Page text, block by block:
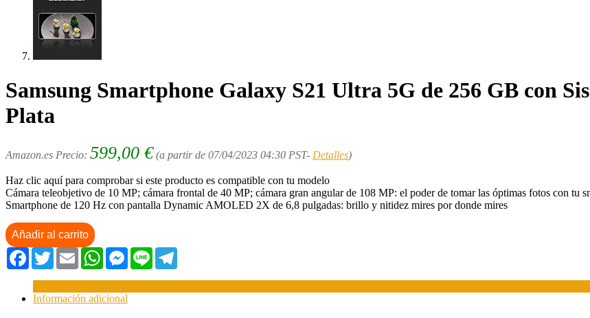
Samsung Smartphone Galaxy S21 Ultra 5G de 256 GB con
Plata
Amazon.es Precio: 599,00 € (a partir de 07/04/2023 04:30 PST- Detalles)
Haz clic aquí para comprobar si este producto es compatible con tu modelo
Cámara teleobjetivo de 10 MP; cámara frontal de 40 MP; cámara gran angular de 108 MP: el poder de tomar las óptimas fotos con tu
Smartphone de 120 Hz con pantalla Dynamic AMOLED 2X de 6,8 pulgadas: brillo y nitidez mires por donde mires
Añadir al carrito
Facebook
TwitterEmail WhatsAppMessenger
Line
Información adicional